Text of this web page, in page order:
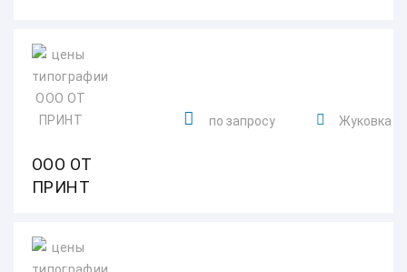
ООО ОТ
ПРИНТ
по запросу Жуковка 2